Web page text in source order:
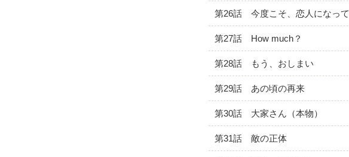
第26話 今度こそ、恋人になって
第27話 How much？
第28話 もう、おしまい
第29話 あの頃の再来
第30話 大家さん（本物）
第31話 敵の正体